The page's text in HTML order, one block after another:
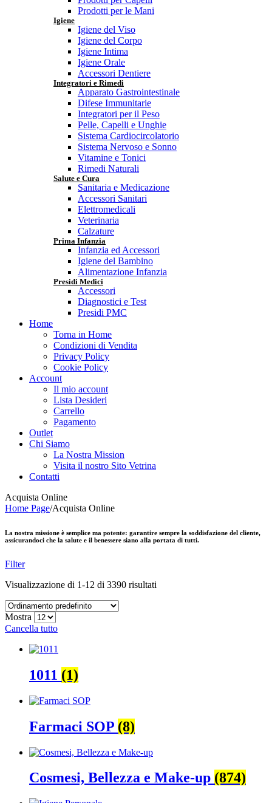
Prodotti per le Mani
Igiene
Igiene del Viso
Igiene del Corpo
Igiene Intima
Igiene Orale
Accessori Dentiere
Integratori e Rimedi
Apparato Gastrointestinale
Difese Immunitarie
Integratori per il Peso
Pelle, Capelli e Unghie
Sistema Cardiocircolatorio
Sistema Nervoso e Sonno
Vitamine e Tonici
Rimedi Naturali
Salute e Cura
Sanitaria e Medicazione
Accessori Sanitari
Elettromedicali
Veterinaria
Calzature
Prima Infanzia
Infanzia ed Accessori
Igiene del Bambino
Alimentazione Infanzia
Presidi Medici
Accessori
Diagnostici e Test
Presidi PMC
Home
Torna in Home
Condizioni di Vendita
Privacy Policy
Cookie Policy
Account
Il mio account
Lista Desideri
Carrello
Pagamento
Outlet
Chi Siamo
La Nostra Mission
Visita il nostro Sito Vetrina
Contatti
Acquista Online
Home Page/Acquista Online
La nostra missione è semplice ma potente: garantire sempre la soddisfazione del cliente,
assicurandoci che la salute e il benessere siano alla portata di tutti.
Filter
Visualizzazione di 1-12 di 3390 risultati
Mostra
Cancella tutto
1011 (1)
Farmaci SOP (8)
Cosmesi, Bellezza e Make-up (874)